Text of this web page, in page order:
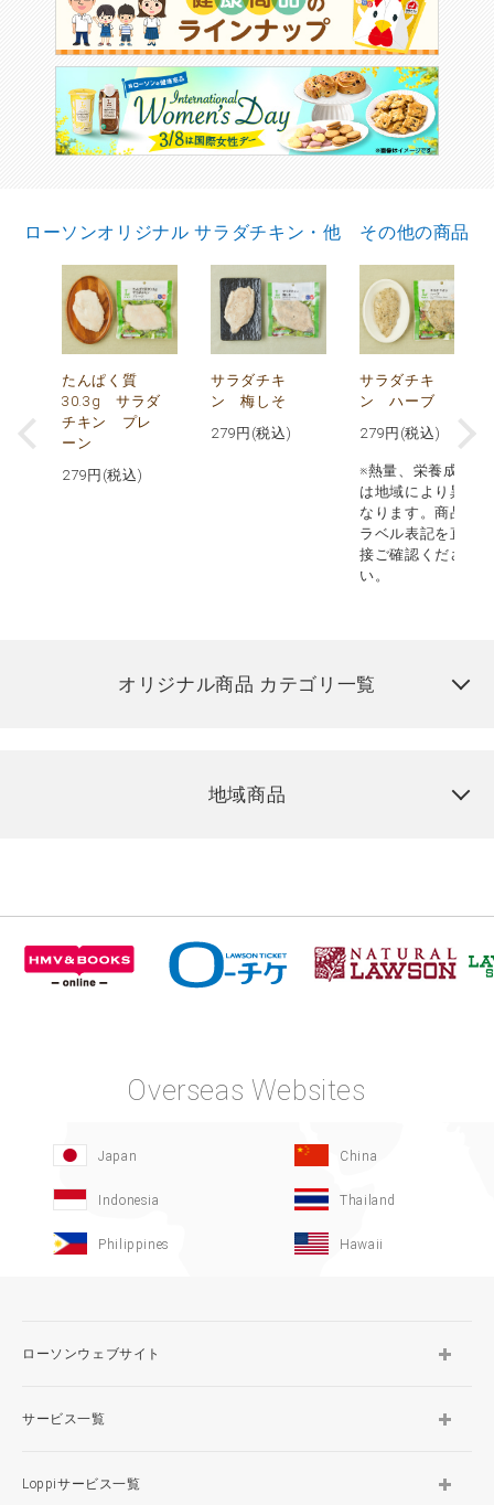
ローソンオリジナル サラダチキン・他 その他の商品
たんぱく質
30.3g サラダ
チキン プレ
ーン
279円(税込)
サラダチキ
ン 梅しそ
279円(税込)
サラダチキ
ン ハーブ
279円(税込)
※熱量、栄養成分
は地域により異
なります。商品
ラベル表記を直
接ご確認くださ
い。
オリジナル商品 カテゴリ一覧
地域商品
Overseas Websites
Japan China
Indonesia Thailand
Philippines Hawaii
ローソンウェブサイト
サービス一覧
Loppiサービス一覧